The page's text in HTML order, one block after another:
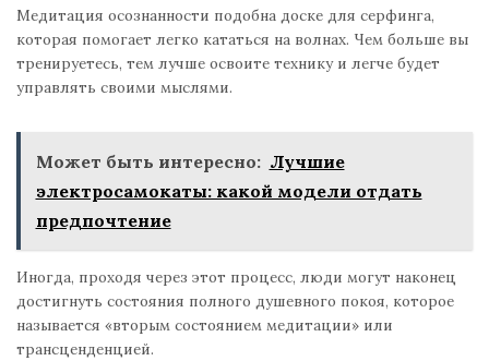
Медитация осознанности подобна доске для серфинга,
которая помогает легко кататься на волнах. Чем больше вы
тренируетесь, тем лучше освоите технику и легче будет
управлять своими мыслями.
Может быть интересно: Лучшие
электросамокаты: какой модели отдать
предпочтение
Иногда, проходя через этот процесс, люди могут наконец
достигнуть состояния полного душевного покоя, которое
называется «вторым состоянием медитации» или
трансценденцией.